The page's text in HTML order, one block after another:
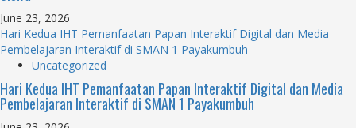
June 23, 2026
Hari Kedua IHT Pemanfaatan Papan Interaktif Digital dan Media
Pembelajaran Interaktif di SMAN 1 Payakumbuh
Uncategorized
Hari Kedua IHT Pemanfaatan Papan Interaktif Digital dan Media
Pembelajaran Interaktif di SMAN 1 Payakumbuh